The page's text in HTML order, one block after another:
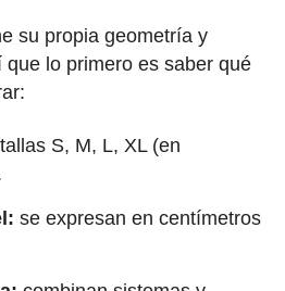
su propia geometría y
lo primero es saber qué
tallas S, M, L, XL (en
se expresan en centímetros